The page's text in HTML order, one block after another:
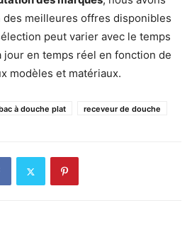
meilleures offres disponibles
peut varier avec le temps
jour en temps réel en fonction de
modèles et matériaux.
à douche plat receveur de douche